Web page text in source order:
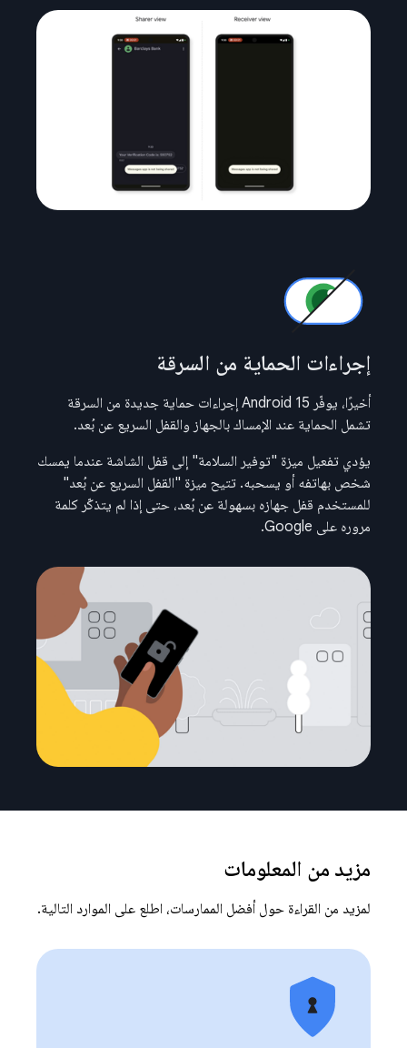
إجراءات الحماية من السرقة
أخيرًا، يوفّر Android 15 إجراءات حماية جديدة من السرقة
تشمل الحماية عند الإمساك بالجهاز والقفل السريع عن بُعد.
يؤدي تفعيل ميزة "توفير السلامة" إلى قفل الشاشة عندما يمسك
شخص بهاتفه أو يسحبه. تتيح ميزة "القفل السريع عن بُعد"
للمستخدم قفل جهازه بسهولة عن بُعد، حتى إذا لم يتذكّر كلمة
مروره على Google.
مزيد من المعلومات
لمزيد من القراءة حول أفضل الممارسات، اطلع على الموارد التالية.